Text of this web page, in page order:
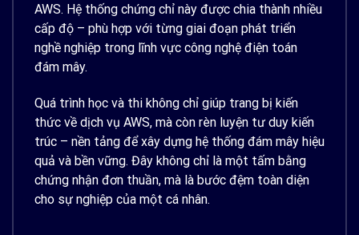
AWS. Hệ thống chứng chỉ này được chia thành nhiều
cấp độ – phù hợp với từng giai đoạn phát triển
nghề nghiệp trong lĩnh vực công nghệ điện toán
đám mây.
Quá trình học và thi không chỉ giúp trang bị kiến
thức về dịch vụ AWS, mà còn rèn luyện tư duy kiến
trúc – nền tảng để xây dựng hệ thống đám mây hiệu
quả và bền vững. Đây không chỉ là một tấm bằng
chứng nhận đơn thuần, mà là bước đệm toàn diện
cho sự nghiệp của một cá nhân.